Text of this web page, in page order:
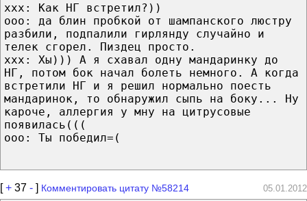
ххх: Как НГ встретил?))
ооо: да блин пробкой от шампанского люстру
разбили, подпалили гирлянду случайно и
телек сгорел. Пиздец просто.
ххх: Хы))) А я схавал одну мандаринку до
НГ, потом бок начал болеть немного. А когда
встретили НГ и я решил нормально поесть
мандаринок, то обнаружил сыпь на боку... Ну
кароче, аллергия у мну на цитрусовые
появилась(((
ооо: Ты победил=(
[+ 37 - ] Комментировать цитату №58214 05.01.2012